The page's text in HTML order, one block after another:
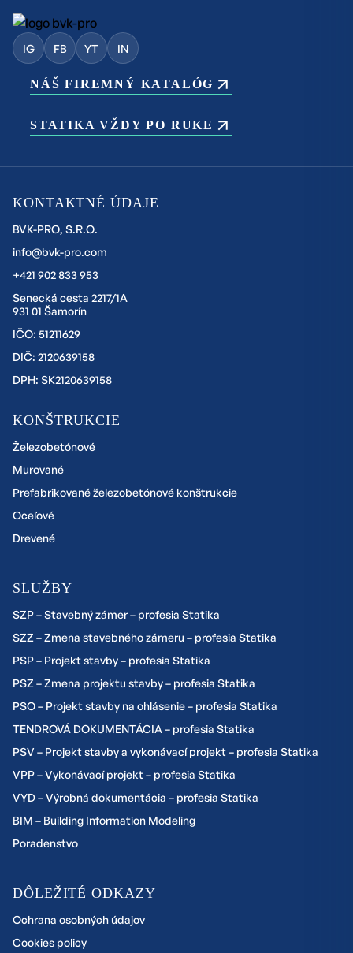
IG FB YT IN
NÁŠ FIREMNÝ KATALÓG
STATIKA VŽDY PO RUKE
KONTAKTNÉ ÚDAJE
BVK-PRO, S.R.O.
info@bvk-pro.com
+421 902 833 953
Senecká cesta 2217/1A
931 01 Šamorín
IČO: 51211629
DIČ: 2120639158
DPH: SK2120639158
KONŠTRUKCIE
Železobetónové
Murované
Prefabrikované železobetónové konštrukcie
Oceľové
Drevené
SLUŽBY
SZP – Stavebný zámer – profesia Statika
SZZ – Zmena stavebného zámeru – profesia Statika
PSP – Projekt stavby – profesia Statika
PSZ – Zmena projektu stavby – profesia Statika
PSO – Projekt stavby na ohlásenie – profesia Statika
TENDROVÁ DOKUMENTÁCIA – profesia Statika
PSV – Projekt stavby a vykonávací projekt – profesia Statika
VPP – Vykonávací projekt – profesia Statika
VYD – Výrobná dokumentácia – profesia Statika
BIM – Building Information Modeling
Poradenstvo
DÔLEŽITÉ ODKAZY
Ochrana osobných údajov
Cookies policy